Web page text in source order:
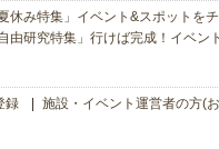
休み特集」イベント&スポットを
由研究特集」行けば完成！イベン
録 施設・イベント運営者の方(